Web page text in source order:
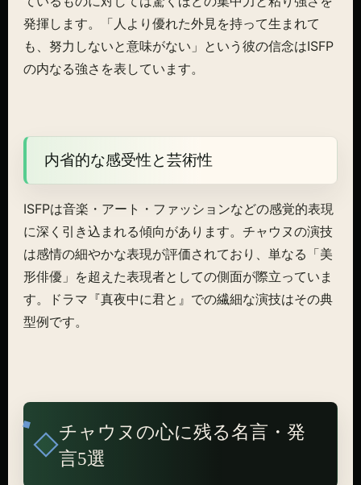
発揮します。「人より優れた外見を持って生まれて
も、努力しないと意味がない」という彼の信念はISFP
の内なる強さを表しています。
内省的な感受性と芸術性
ISFPは音楽・アート・ファッションなどの感覚的表現
に深く引き込まれる傾向があります。チャウヌの演技
は感情の細やかな表現が評価されており、単なる「美
形俳優」を超えた表現者としての側面が際立っていま
す。ドラマ『真夜中に君と』での繊細な演技はその典
型例です。
チャウヌの心に残る名言・発
言5選